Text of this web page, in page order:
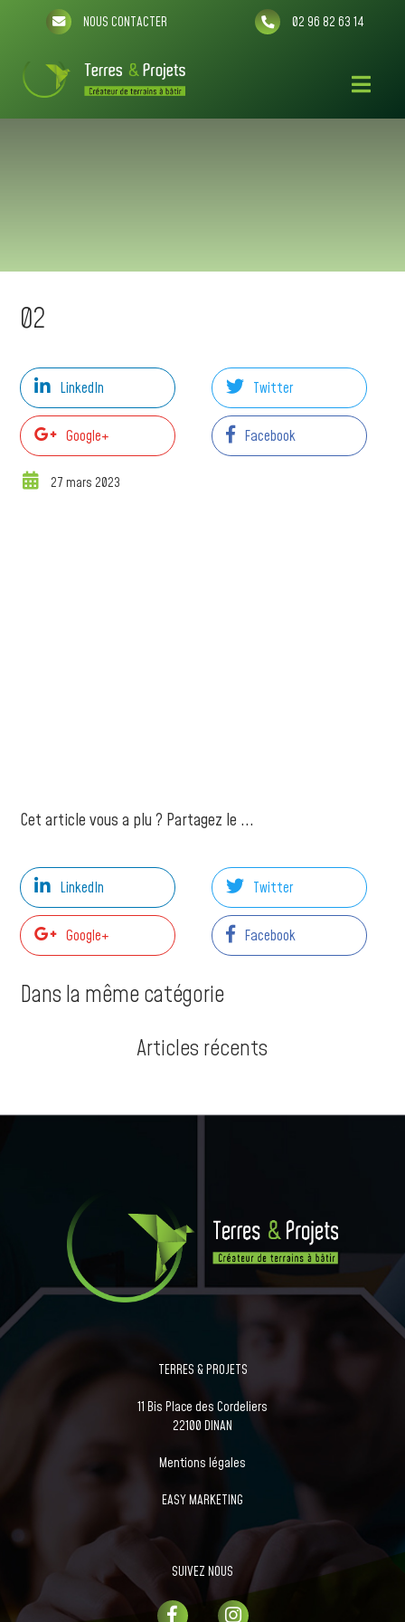
NOUS CONTACTER 02 96 82 63 14
02
LinkedIn Twitter
Google+ Facebook
27 mars 2023
Cet article vous a plu ? Partagez le ...
LinkedIn Twitter
Google+ Facebook
Dans la même catégorie
Articles récents
TERRES & PROJETS
11 Bis Place des Cordeliers
22100 DINAN
Mentions légales
EASY MARKETING
SUIVEZ NOUS